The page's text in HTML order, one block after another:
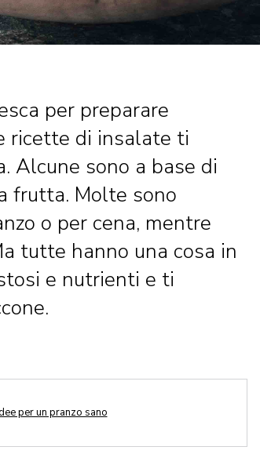
per preparare
ricette di insalate ti
Alcune sono a base di
frutta. Molte sono
o per cena, mentre
tutte hanno una cosa in
e nutrienti e ti
per un pranzo sano